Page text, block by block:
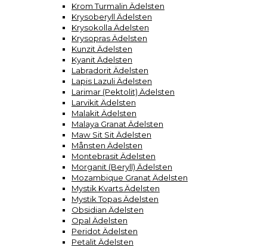
Krom Turmalin Ädelsten
Krysoberyll Ädelsten
Krysokolla Ädelsten
Krysopras Ädelsten
Kunzit Ädelsten
Kyanit Ädelsten
Labradorit Ädelsten
Lapis Lazuli Ädelsten
Larimar (Pektolit) Ädelsten
Larvikit Ädelsten
Malakit Ädelsten
Malaya Granat Ädelsten
Maw Sit Sit Ädelsten
Månsten Ädelsten
Montebrasit Ädelsten
Morganit (Beryll) Ädelsten
Mozambique Granat Ädelsten
Mystik Kvarts Ädelsten
Mystik Topas Ädelsten
Obsidian Ädelsten
Opal Ädelsten
Peridot Ädelsten
Petalit Ädelsten